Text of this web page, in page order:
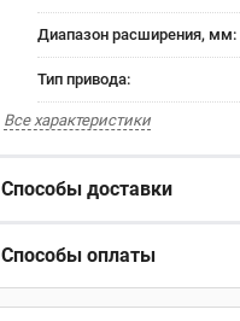
Диапазон расширения, мм:
Тип привода:
Все характеристики
Способы доставки
Способы оплаты